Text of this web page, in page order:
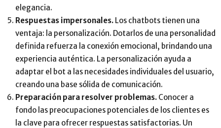
elegancia.
Respuestas impersonales. Los chatbots tienen una
ventaja: la personalización. Dotarlos de una personalidad
definida refuerza la conexión emocional, brindando una
experiencia auténtica. La personalización ayuda a
adaptar el bot a las necesidades individuales del usuario,
creando una base sólida de comunicación.
Preparación para resolver problemas. Conocer a
fondo las preocupaciones potenciales de los clientes es
la clave para ofrecer respuestas satisfactorias. Un